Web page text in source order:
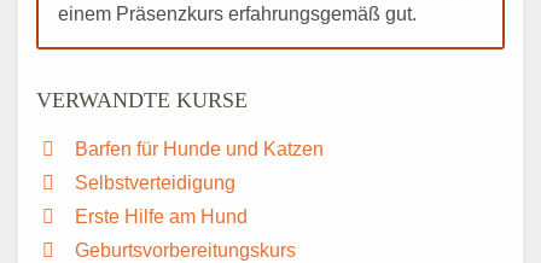
einem Präsenzkurs erfahrungsgemäß gut.
VERWANDTE KURSE
Barfen für Hunde und Katzen
Selbstverteidigung
Erste Hilfe am Hund
Geburtsvorbereitungskurs